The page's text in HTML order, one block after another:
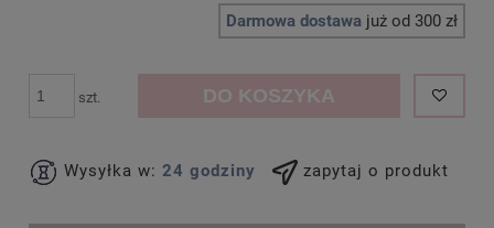
Darmowa dostawa już od 300 zł
szt. DO KOSZYKA
Wysyłka w: 24 godziny zapytaj o produkt